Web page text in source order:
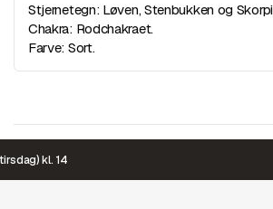
Stjernetegn: Løven, Stenbukken og
Chakra: Rodchakraet.
Farve: Sort.